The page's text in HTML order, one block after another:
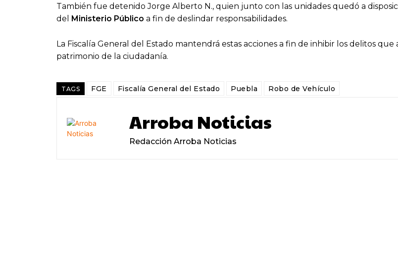
También fue detenido Jorge Alberto N., quien junto con las unidades quedó a
del
Ministerio Público a fin de deslindar responsabilidades.
La Fiscalía General del Estado mantendrá estas acciones a fin de inhibir los delitos
patrimonio de la ciudadanía.
TAGS FGE Fiscalía General del Estado Puebla Robo de Vehículo
Arroba Noticias
Redacción Arroba Noticias